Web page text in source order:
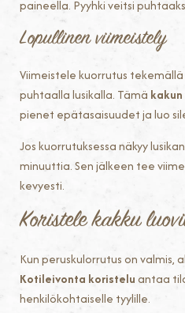
paineella. Pyyhki veitsi
Lopullinen viimeistely
Viimeistele kuorrutus
puhtaalla lusikalla. Tämä
pienet epätasaisuudet ja luo
Jos kuorrutuksessa näkyy
minuuttia. Sen jälkeen tee
kevyesti.
Koristele kakku
Kun peruskulorrutus on valmis,
Kotileivonta koristeluantaa
henkilökohtaiselle tyylille.